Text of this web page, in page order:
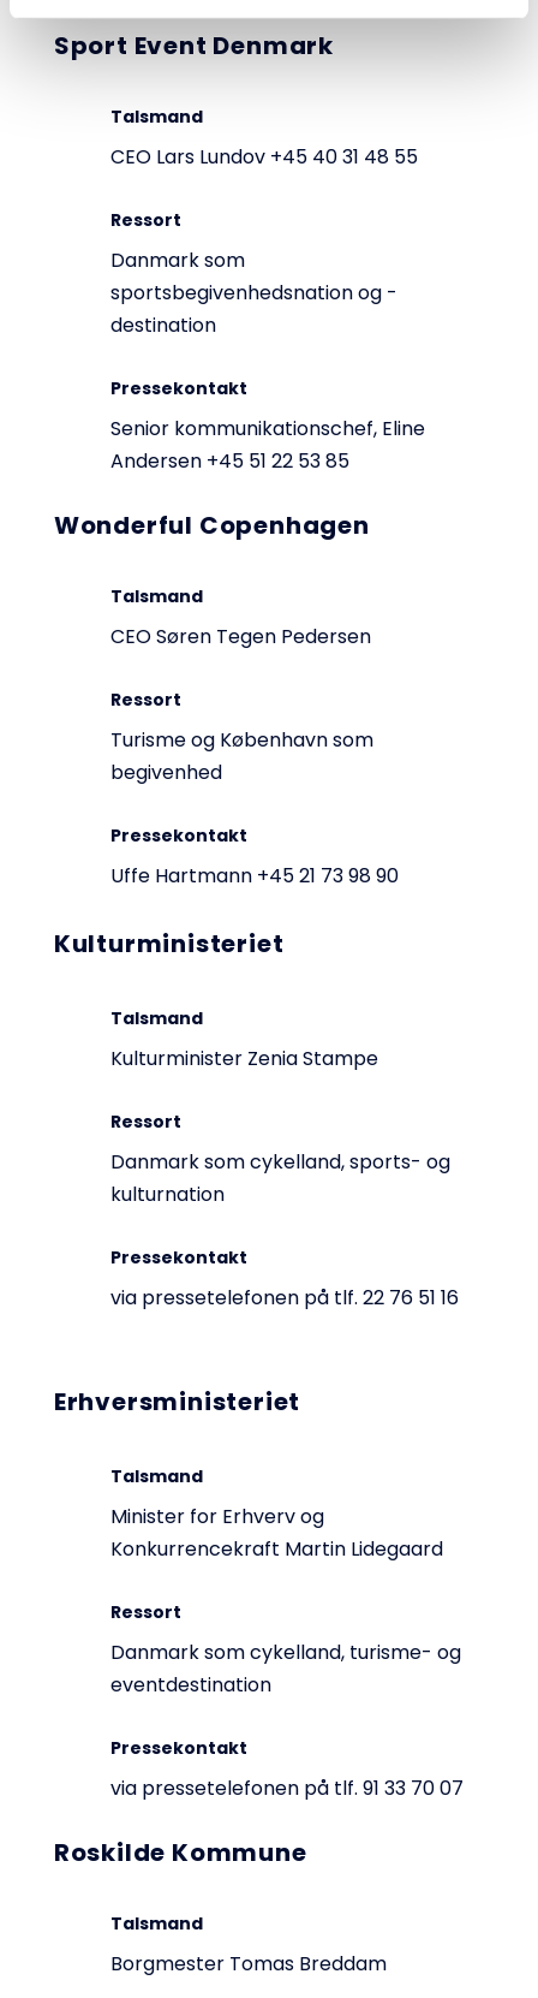
Sport Event Denmark
Talsmand
CEO Lars Lundov +45 40 31 48 55
Ressort
Danmark som
sportsbegivenhedsnation og -
destination
Pressekontakt
Senior kommunikationschef, Eline
Andersen +45 51 22 53 85
Wonderful Copenhagen
Talsmand
CEO Søren Tegen Pedersen
Ressort
Turisme og København som
begivenhed
Pressekontakt
Uffe Hartmann +45 21 73 98 90
Kulturministeriet
Talsmand
Kulturminister Zenia Stampe
Ressort
Danmark som cykelland, sports- og
kulturnation
Pressekontakt
via pressetelefonen på tlf. 22 76 51 16
Erhversministeriet
Talsmand
Minister for Erhverv og
Konkurrencekraft Martin Lidegaard
Ressort
Danmark som cykelland, turisme- og
eventdestination
Pressekontakt
via pressetelefonen på tlf. 91 33 70 07
Roskilde Kommune
Talsmand
Borgmester Tomas Breddam